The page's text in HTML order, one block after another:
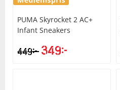
PUMA Skyrocket 2 AC+
Infant Sneakers
449kr 349kr